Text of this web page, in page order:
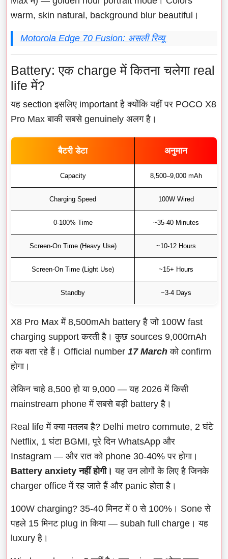
warm, skin natural, background blur beautiful।
Motorola Edge 70 Fusion: असली रिव्यू
Battery: एक charge में कितना चलेगा real
life में?
यह section इसलिए important है क्योंकि यहीं पर POCO X8
Pro Max बाकी सबसे genuinely अलग है।
बैटरी डेटा अनुमान
Capacity 8,500–9,000 mAh
Charging Speed 100W Wired
0-100% Time ~35-40 Minutes
Screen-On Time (Heavy Use) ~10-12 Hours
Screen-On Time (Light Use) ~15+ Hours
Standby ~3-4 Days
X8 Pro Max में 8,500mAh battery है जो 100W fast
charging support करती है। कुछ sources 9,000mAh
तक बता रहे हैं। Official number 17 March को confirm
होगा।
लेकिन चाहे 8,500 हो या 9,000 — यह 2026 में किसी
mainstream phone में सबसे बड़ी battery है।
Real life में क्या मतलब है? Delhi metro commute, 2 घंटे
Netflix, 1 घंटा BGMI, पूरे दिन WhatsApp और
Instagram — और रात को phone 30-40% पर होगा।
Battery anxiety नहीं होगी। यह उन लोगों के लिए है जिनके
charger office में रह जाते हैं और panic होता है।
100W charging? 35-40 मिनट में 0 से 100%। Sone से
पहले 15 मिनट plug in किया — subah full charge। यह
luxury है।